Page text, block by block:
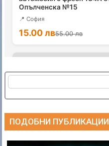
ПОДОБНИ ПУБЛИКАЦИИ